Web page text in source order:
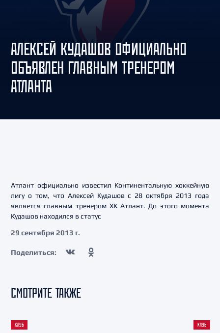
АЛЕКСЕЙ КУДАШОВ ОФИЦИАЛЬНО
ОБЪЯВЛЕН ГЛАВНЫМ ТРЕНЕРОМ
АТЛАНТА
Атлант официально известил Континентальную хоккейную
лигу о том, что Алексей Кудашов с 28 октября 2013 года
является главным тренером ХК Атлант. До этого момента
Кудашов находился в статус
29 сентября 2013 г.
Поделиться:
СМОТРИТЕ ТАКЖЕ
КЛУБ КЛУБ